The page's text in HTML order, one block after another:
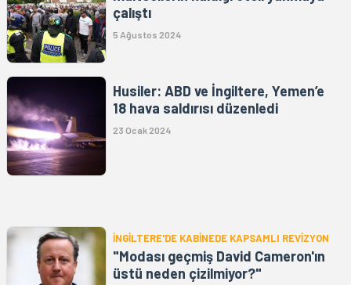
çalıştı
5 Ağustos 2024
Husiler: ABD ve İngiltere, Yemen’e
18 hava saldırısı düzenledi
23 Ocak 2024
İNGİLTERE'DE KABİNEDE KAPSAMLI REVİZYON
"Modası geçmiş David Cameron'ın
üstü neden çizilmiyor?"